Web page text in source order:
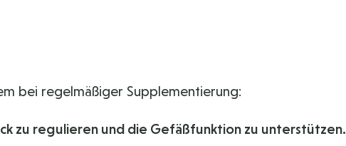
bei regelmäßiger Supplementierung:
zu regulieren und die Gefäßfunktion zu unterstützen.